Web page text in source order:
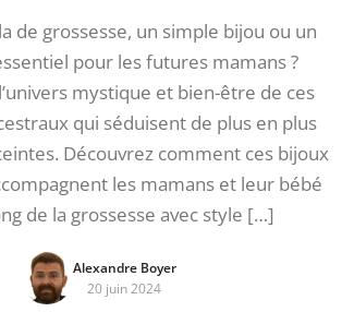
de grossesse, un simple bijou ou un
pour les futures mamans ?
mystique et bien-être de ces
qui séduisent de plus en plus
Découvrez comment ces bijoux
les mamans et leur bébé
de la grossesse avec style […]
Alexandre Boyer
20 juin 2024